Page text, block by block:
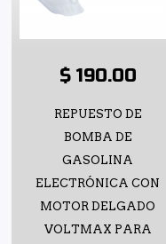
$ 190.00
REPUESTO DE
BOMBA DE
GASOLINA
ELECTRÓNICA CON
MOTOR DELGADO
VOLTMAX PARA